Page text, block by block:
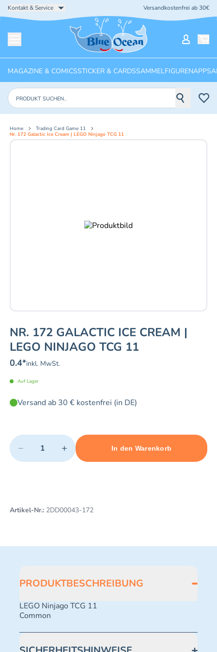
Kontakt & Service Versandkostenfrei ab 30€
Startseite
MAGAZINE & COMICSSTICKER & CARDSSAMMELFIGURENAPPS
Produkte suchen
Home
Trading Card Game 11
Nr. 172 Galactic Ice Cream | LEGO Ninjago TCG 11
NR. 172 GALACTIC ICE CREAM |
LEGO NINJAGO TCG 11
0.4*inkl. MwSt.
Auf Lager
Versand ab 30 € kostenfrei (in DE)
Quantity
− +
Minimum quantity: 1 Maximum quantity: 498
In den Warenkorb
Add 1 item to cart
Artikel-Nr.: 2DD00043-172
PRODUKTBESCHREIBUNG
LEGO Ninjago TCG 11
Common